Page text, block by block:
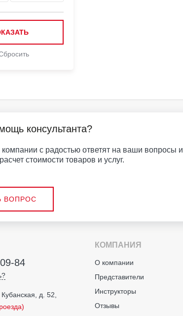
консультанта?
с радостью ответят на ваши вопросы и
стоимости товаров и услуг.
ВОПРОС
84
д. 52,
КОМПАНИЯ
О компании
Представители
Инструкторы
Отзывы